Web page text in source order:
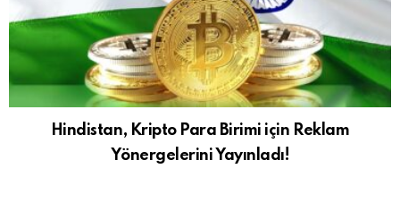
Hindistan, Kripto Para Birimi için Reklam
Yönergelerini Yayınladı!